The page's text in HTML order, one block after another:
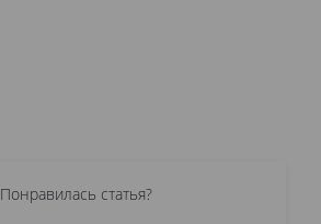
Понравилась статья?